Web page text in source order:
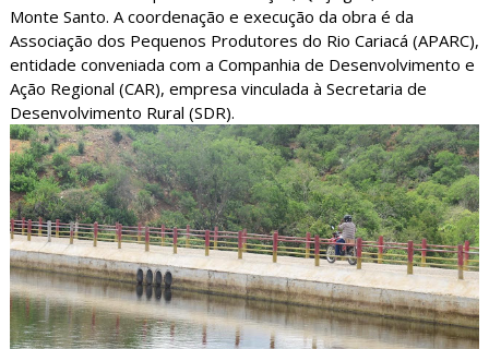
Monte Santo. A coordenação e execução da obra é da
Associação dos Pequenos Produtores do Rio Cariacá (APARC),
entidade conveniada com a Companhia de Desenvolvimento e
Ação Regional (CAR), empresa vinculada à Secretaria de
Desenvolvimento Rural (SDR).